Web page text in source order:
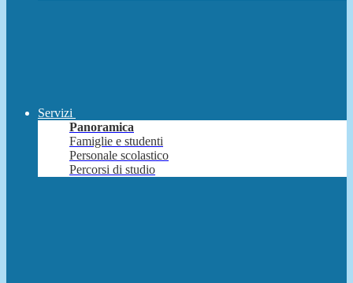
Servizi
Panoramica
Famiglie e studenti
Personale scolastico
Percorsi di studio